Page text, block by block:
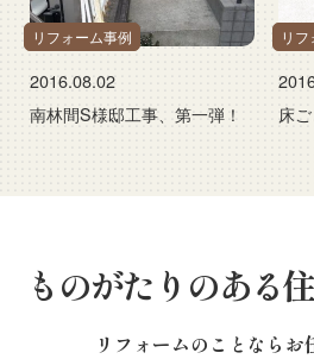
リフォーム事例
2016.08.02
南林間S様邸工事、第一弾！
リ
床
ものがたりのある
リフォームのことならお